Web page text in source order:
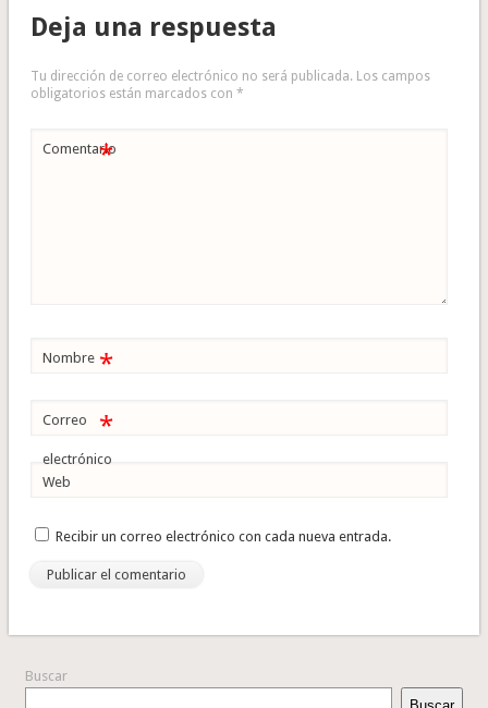
Deja una respuesta
Tu dirección de correo electrónico no será publicada. Los campos
obligatorios están marcados con *
Comentario
*
Nombre *
Correo
electrónico
*
Web
Recibir un correo electrónico con cada nueva entrada.
Buscar